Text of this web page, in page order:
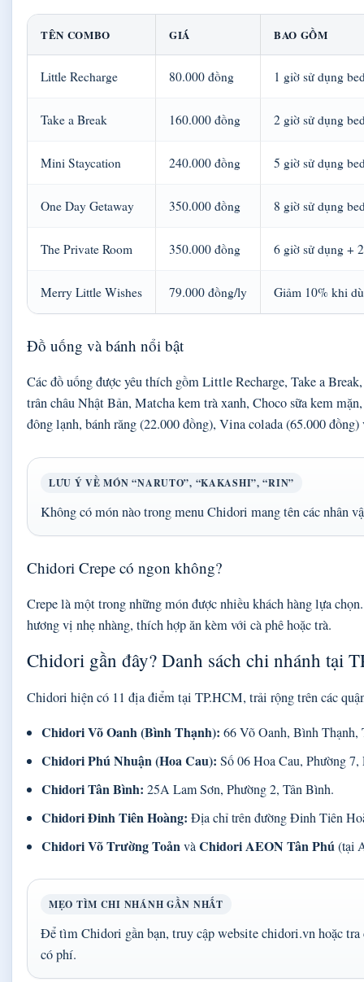
TÊN COMBO GIÁ BAO GỒM
Little Recharge 80.000 đồng 1 giờ sử dụng
Take a Break 160.000 đồng 2 giờ sử dụng
Mini Staycation 240.000 đồng 5 giờ sử dụng
One Day Getaway 350.000 đồng 8 giờ sử dụng
The Private Room 350.000 đồng 6 giờ sử dụng +
Merry Little Wishes 79.000 đồng/ly Giảm 10% khi
Đồ uống và bánh nổi bật
Các đồ uống được yêu thích gồm Little Recharge, Take a
trân châu Nhật Bản, Matcha kem trà xanh, Choco sữa kem
đông lạnh, bánh răng (22.000 đồng), Vina colada (65.000 đồng)
LƯU Ý VỀ MÓN “NARUTO”, “KAKASHI”, “RIN”
Không có món nào trong menu Chidori mang tên các nhân
Chidori Crepe có ngon không?
Crepe là một trong những món được nhiều khách hàng lựa
hương vị nhẹ nhàng, thích hợp ăn kèm với cà phê hoặc trà.
Chidori gần đây? Danh sách chi nhánh tại
Chidori hiện có 11 địa điểm tại TP.HCM, trải rộng trên các
Chidori Võ Oanh (Bình Thạnh): 66 Võ Oanh, Bình Thạnh,
Chidori Phú Nhuận (Hoa Cau): Số 06 Hoa Cau, Phường
Chidori Tân Bình: 25A Lam Sơn, Phường 2, Tân Bình.
Chidori Đinh Tiên Hoàng: Địa chỉ trên đường Đinh Tiên
Chidori Võ Trường ToảnvàChidori AEON Tân Phú(tại
MẸO TÌM CHI NHÁNH GẦN NHẤT
Để tìm Chidori gần bạn, truy cập website chidori.vn hoặc
có phí.